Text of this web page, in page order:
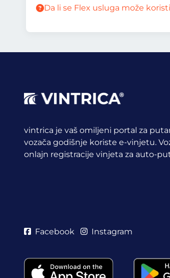
Da li se Flex usluga može
vintrica je vaš omiljeni portal za
vozača godišnje koriste e-vinjetu.
onlajn registracije vinjeta za auto-
Facebook Instagram